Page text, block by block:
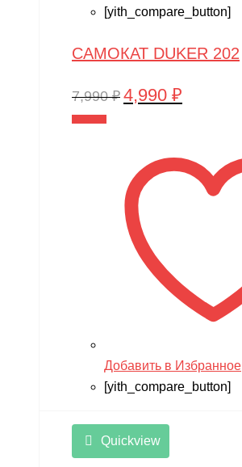
[yith_compare_button]
САМОКАТ DUKER 202
7,990₽ Первоначальная
7,990 ₽.
4,990 ₽
Добавить в Избранное
[yith_compare_button]
Quickview